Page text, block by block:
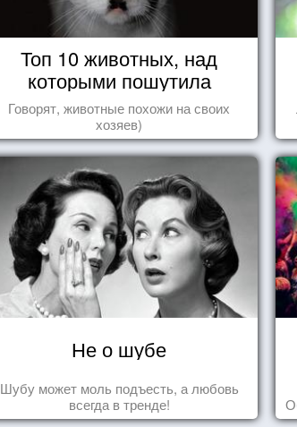
Топ 10 животных, над
которыми пошутила
природа
Говорят, животные похожи на своих
хозяев)
Не о шубе
Шубу может моль подъесть, а любовь
всегда в тренде!